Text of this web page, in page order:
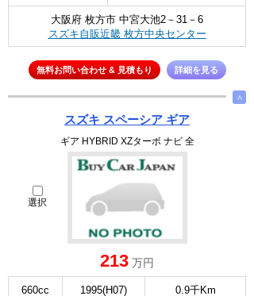
大阪府 枚方市 中宮大池2－31－6
スズキ自販近畿 枚方中央センター
無料お問い合わせ & 見積もり 詳細を見る
∧
スズキ スペーシア ギア
ギア HYBRID XZターボ ナビ 全
選択
213 万円
660cc 1995(H07) 0.9千Km